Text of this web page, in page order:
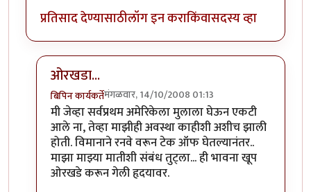
प्रतिसाद देण्यासाठीलॉग इन कराकिंवासदस्य व्हा
ओरखडा...
बिपिन कार्यकर्तेमंगळवार, 14/10/2008 01:13
In reply toफारच भयानक..byप्राजु
मी जेव्हा सर्वप्रथम अमेरिकेला मुलाला घेऊन एकटी
आले ना, तेव्हा माझीही अवस्था काहीशी अशीच झाली
होती. विमानाने रनवे वरून टेक ऑफ घेतल्यानंतर..
माझा माझ्या मातीशी संबंध तुट्ला... ही भावना खूप
ओरखडे करून गेली हृदयावर.